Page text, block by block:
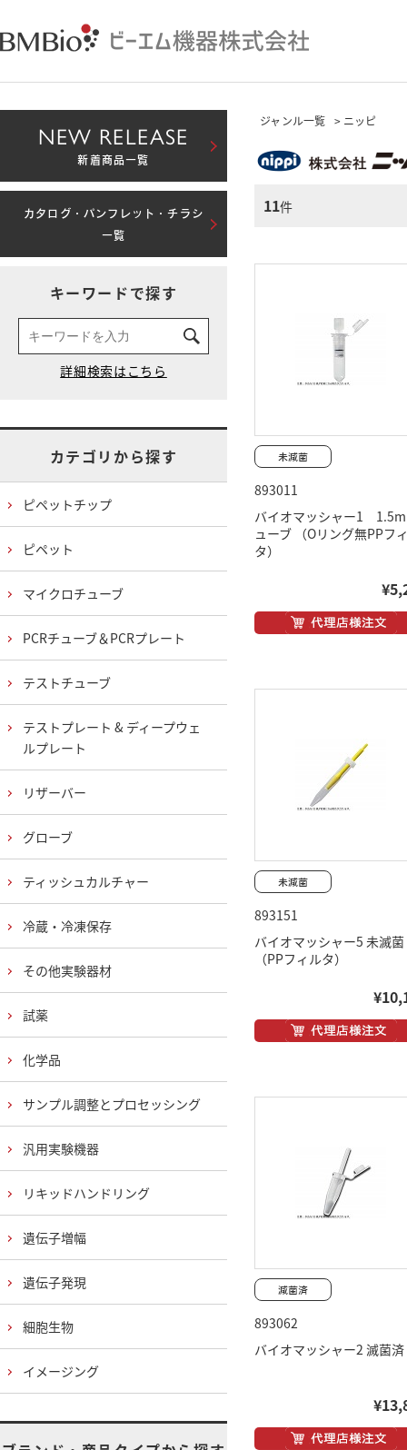
ジャンル一覧 > ニッピ
11件
893011
バイオマッシャー1
ューブ （Oリング無PPフ
タ）
893151
バイオマッシャー5 未滅菌
（PPフィルタ）
893062
バイオマッシャー2 滅菌済
NEW RELEASE
新着商品一覧
カタログ・パンフレット・チラシ
一覧
キーワードで探す
カテゴリから探す
ピペットチップ
ピペット
マイクロチューブ
PCRチューブ＆PCRプレート
テストチューブ
テストプレート & ディープウェ
ルプレート
リザーバー
グローブ
ティッシュカルチャー
冷蔵・冷凍保存
その他実験器材
試薬
化学品
サンプル調整とプロセッシング
汎用実験機器
リキッドハンドリング
遺伝子増幅
遺伝子発現
細胞生物
イメージング